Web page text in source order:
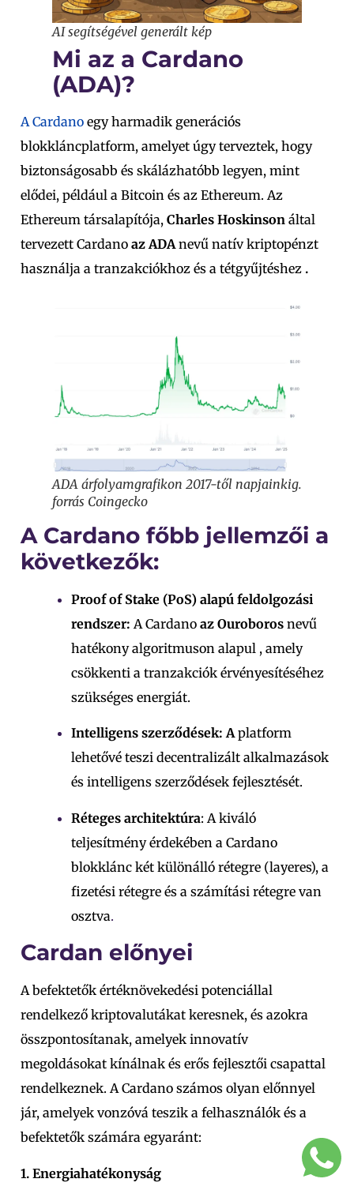
AI segítségével generált kép
Mi az a Cardano
(ADA)?
A Cardano egy harmadik generációs
blokkláncplatform, amelyet úgy terveztek, hogy
biztonságosabb és skálázhatóbb legyen, mint
elődei, például a Bitcoin és az Ethereum. Az
Ethereum társalapítója, Charles Hoskinson által
tervezett Cardano az ADA nevű natív kriptopénzt
használja a tranzakciókhoz és a tétgyűjtéshez .
ADA árfolyamgrafikon 2017-től napjainkig.
forrás Coingecko
A Cardano főbb jellemzői a
következők:
Proof of Stake (PoS) alapú feldolgozási
rendszer: A Cardano az Ouroboros nevű
hatékony algoritmuson alapul , amely
csökkenti a tranzakciók érvényesítéséhez
szükséges energiát.
Intelligens szerződések: Aplatform
lehetővé teszi decentralizált alkalmazások
és intelligens szerződések fejlesztését.
Réteges architektúra: A kiváló
teljesítmény érdekében a Cardano
blokklánc két különálló rétegre (layeres), a
fizetési rétegre és a számítási rétegre van
osztva.
Cardan előnyei
A befektetők értéknövekedési potenciállal
rendelkező kriptovalutákat keresnek, és azokra
összpontosítanak, amelyek innovatív
megoldásokat kínálnak és erős fejlesztői csapattal
rendelkeznek. A Cardano számos olyan előnnyel
jár, amelyek vonzóvá teszik a felhasználók és a
befektetők számára egyaránt:
1. Energiahatékonyság